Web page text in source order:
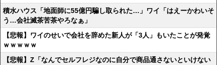
積水ハウス「地面師に55億円騙し取られた…」ワイ「はえーかわいそ
う…会社滅茶苦茶やろなぁ」
【悲報】ワイのせいで会社を辞めた新人が「3人」もいたことが発覚
ｗｗｗｗｗ
【悲報】Z「なんでセルフレジなのに自分で商品通さないといけない